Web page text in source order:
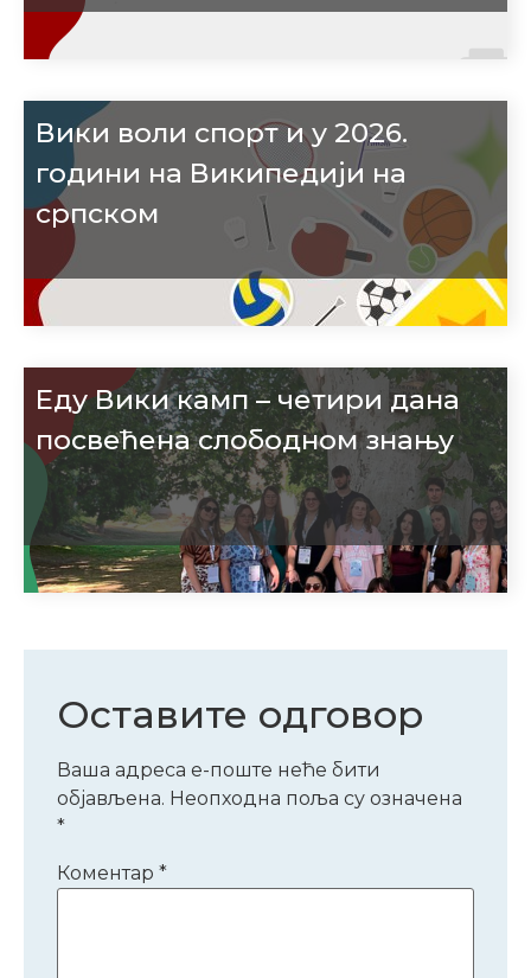
Вики воли спорт и у 2026.
години на Википедији на
српском
Еду Вики камп – четири дана
посвећена слободном знању
Оставите одговор
Ваша адреса е-поште неће бити
објављена. Неопходна поља су означена
*
Коментар *